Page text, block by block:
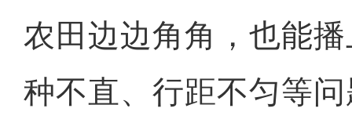
农田边边角角，也能
种不直、行距不匀等